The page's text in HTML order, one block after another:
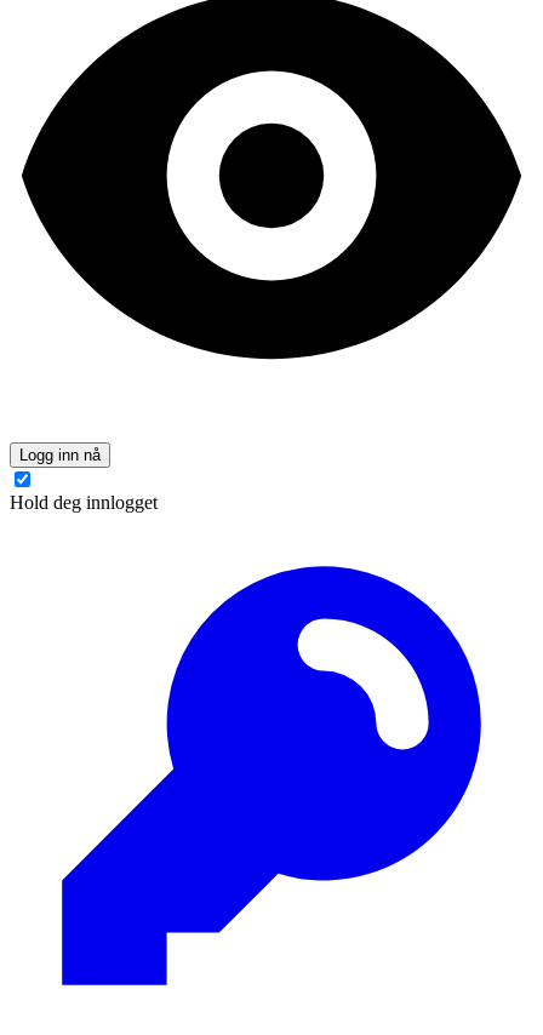
Logg inn nå
Hold deg innlogget